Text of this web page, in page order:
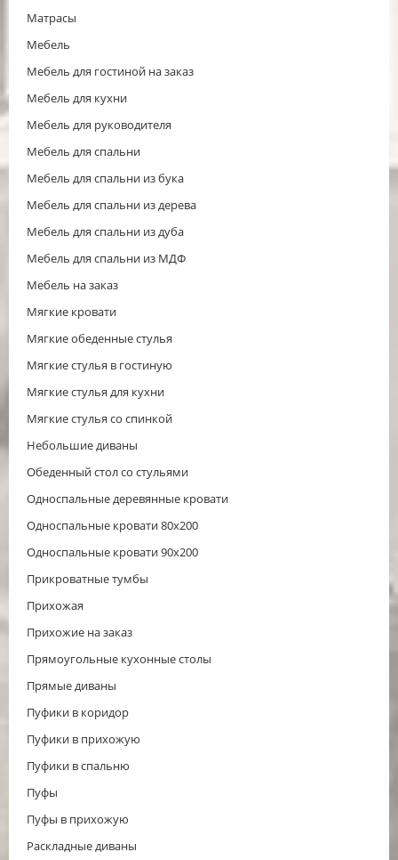
Матрасы
Мебель
Мебель для гостиной на заказ
Мебель для кухни
Мебель для руководителя
Мебель для спальни
Мебель для спальни из бука
Мебель для спальни из дерева
Мебель для спальни из дуба
Мебель для спальни из МДФ
Мебель на заказ
Мягкие кровати
Мягкие обеденные стулья
Мягкие стулья в гостиную
Мягкие стулья для кухни
Мягкие стулья со спинкой
Небольшие диваны
Обеденный стол со стульями
Односпальные деревянные кровати
Односпальные кровати 80х200
Односпальные кровати 90х200
Прикроватные тумбы
Прихожая
Прихожие на заказ
Прямоугольные кухонные столы
Прямые диваны
Пуфики в коридор
Пуфики в прихожую
Пуфики в спальню
Пуфы
Пуфы в прихожую
Раскладные диваны